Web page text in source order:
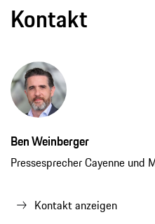
Kontakt
Ben Weinberger
Pressesprecher Cayenne und
Kontakt anzeigen